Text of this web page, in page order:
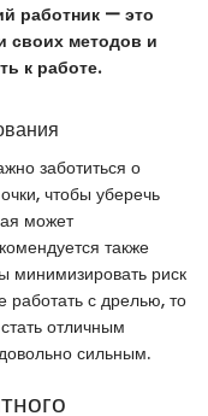
работник — это
своих методов и
к работе.
заботиться о
чтобы уберечь
может
также
минимизировать риск
работать с дрелью, то
отличным
сильным.